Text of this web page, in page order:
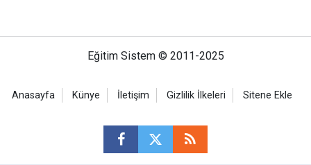
Eğitim Sistem © 2011-2025
Anasayfa Künye İletişim Gizlilik İlkeleri Sitene Ekle